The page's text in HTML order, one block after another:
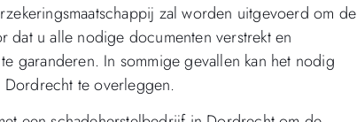
zal worden uitgevoerd om de
u alle nodige documenten verstrekt en
garanderen. In sommige gevallen kan het nodig
te overleggen.